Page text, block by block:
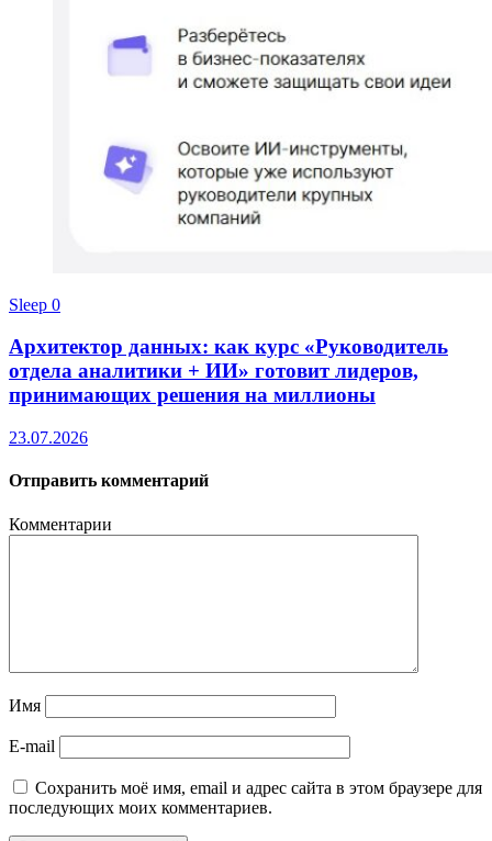
Sleep 0
Архитектор данных: как курс «Руководитель
отдела аналитики + ИИ» готовит лидеров,
принимающих решения на миллионы
23.07.2026
Отправить комментарий
Комментарии
Имя
E-mail
Сохранить моё имя, email и адрес сайта в этом браузере для
последующих моих комментариев.